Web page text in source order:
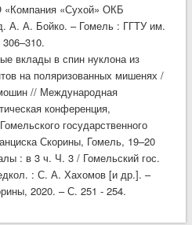
«Сухой» ОКБ
А. А. Бойко. – Гомель : ГГТУ им.
вклады в спин нуклона из
на поляризованных мишенях /
// Международная
конференция,
государственного
Скорины, Гомель, 19–20
: в 3 ч. Ч. 3 / Гомельский гос.
: С. А. Хахомов [и др.]. –
2020. – С. 251 - 254.